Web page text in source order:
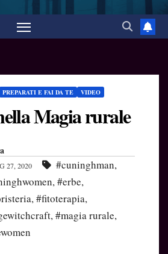
PREPARATI E FAI DA TE VIDEO
Magia rurale
27, 2020 #cuninghman,
,#erbe,
,#fitoterapia,
,#magia rurale,